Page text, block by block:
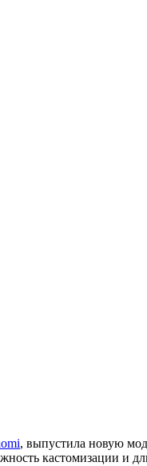
, выпустила новую
кастомизации и